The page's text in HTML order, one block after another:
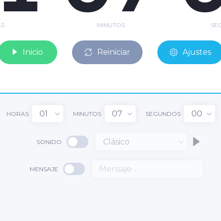
MINUTOS
Inicio Reiniciar Ajustes
HORAS 01 MINUTOS 07 SEGUNDOS 00
SONIDO Clásico
MENSAJE